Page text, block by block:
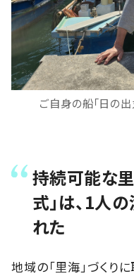
ご自身の船「日の
持続可能な
式」は、1人
れた
地域の「里海」づくり